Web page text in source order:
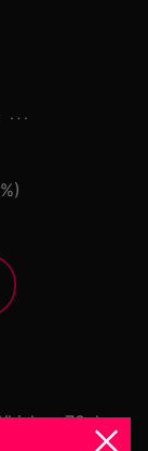
…
70cl